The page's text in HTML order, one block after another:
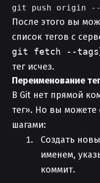
После этого вы
список тегов с
git fetch --tags
тег исчез.
Переименование
В Git нет прямой
тег». Но вы можете
шагами:
Создать
именем,
коммит.